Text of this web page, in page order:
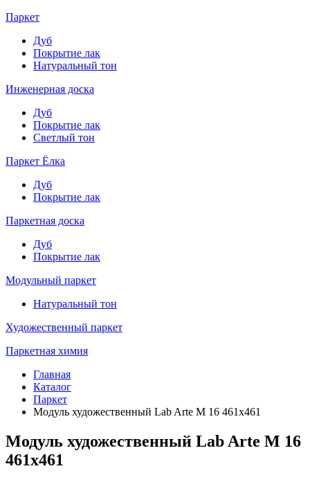
Паркет
Дуб
Покрытие лак
Натуральный тон
Инженерная доска
Дуб
Покрытие лак
Светлый тон
Паркет Ёлка
Дуб
Покрытие лак
Паркетная доска
Дуб
Покрытие лак
Модульный паркет
Натуральный тон
Художественный паркет
Паркетная химия
Главная
Каталог
Паркет
Модуль художественный Lab Arte М 16 461х461
Модуль художественный Lab Arte М 16
461х461